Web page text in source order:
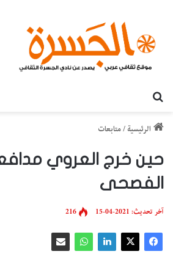
الرئيسية /متابعات
حين خرج العروي
الفصحى
آخر تحديث: 2021-04-15 216